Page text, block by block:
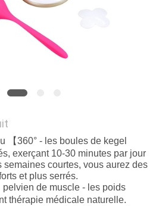
【360° - les boules de kegel
exerçant 10-30 minutes par jour
semaines courtes, vous aurez des
et plus serrés.
pelvien de muscle - les poids
thérapie médicale naturelle.